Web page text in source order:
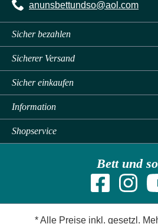
anunsbettundso@aol.com
Sicher bezahlen
Sicherer Versand
Sicher einkaufen
Bett und
Information
Shopservice
* Alle Preise inkl. gesetzl.